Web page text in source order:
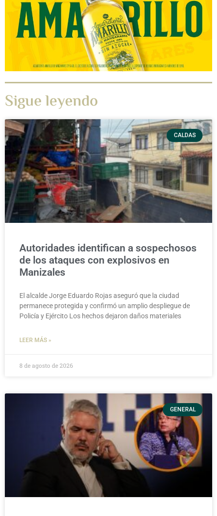
Sigue leyendo
CALDAS
Autoridades identifican a sospechosos
de los ataques con explosivos en
Manizales
El alcalde Jorge Eduardo Rojas aseguró que la ciudad
permanece protegida y confirmó un amplio despliegue de
Policía y Ejército Los hechos dejaron daños materiales
LEER MÁS »
8 de agosto de 2026
GENERAL